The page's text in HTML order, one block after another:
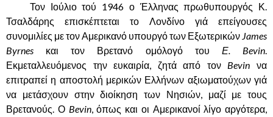
Τον Ιούλιο τού 1946 ο Έλληνας πρωθυπουργός Κ.
Τσαλδάρης επισκέπτεται το Λονδίνο γιά επείγουσες
συνομιλίες με τον Αμερικανό υπουργό των Εξωτερικών James
Byrnes και τον Βρετανό ομόλογό του Ε. Bevin.
Εκμεταλλευόμενος την ευκαιρία, ζητά από τον Bevin να
επιτραπεί η αποστολή μερικών Ελλήνων αξιωματούχων γιά
να μετάσχουν στην διοίκηση των Νησιών, μαζί με τους
Βρετανούς. Ο Bevin, όπως και οι Αμερικανοί λίγο αργότερα,